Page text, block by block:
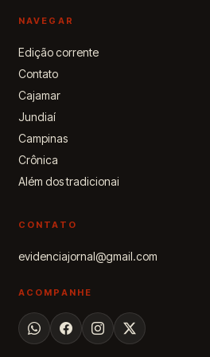
NAVEGAR
Edição corrente
Contato
Cajamar
Jundiaí
Campinas
Crônica
Além dos tradicionai
CONTATO
evidenciajornal@gmail.com
ACOMPANHE